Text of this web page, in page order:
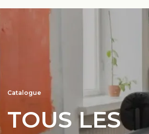
Catalogue
TOUS LES